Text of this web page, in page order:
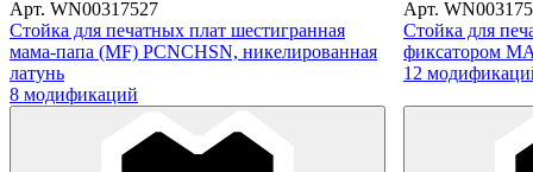
Арт. WN00317527
Стойка для печатных плат шестигранная
мама-папа (MF) PCNCHSN, никелированная
латунь
8 модификаций
Арт.
Стойка для
фиксатором
12